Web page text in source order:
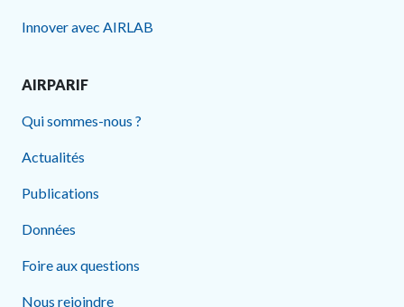
Innover avec AIRLAB
AIRPARIF
Qui sommes-nous ?
Actualités
Publications
Données
Foire aux questions
Nous rejoindre